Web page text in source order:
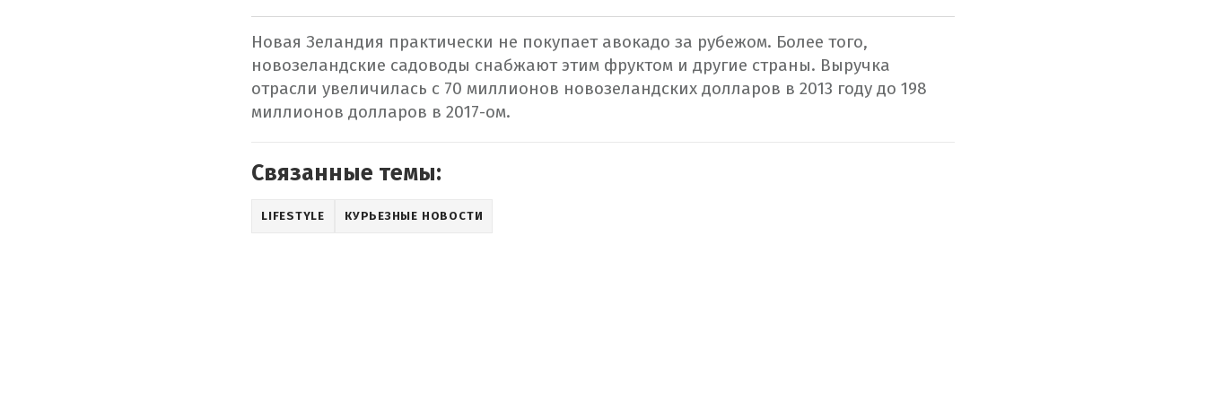
Новая Зеландия практически не покупает авокадо за рубежом. Более того,
новозеландские садоводы снабжают этим фруктом и другие страны. Выручка
отрасли увеличилась с 70 миллионов новозеландских долларов в 2013 году до 198
миллионов долларов в 2017-ом.
Связанные темы:
LIFESTYLE КУРЬЕЗНЫЕ НОВОСТИ